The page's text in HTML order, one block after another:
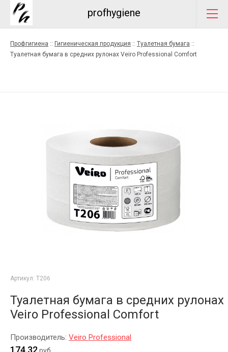
profhygiene
Профгигиена :: Гигиеническая продукция :: Туалетная бумага ::
Туалетная бумага в средних рулонах Veiro Professional Comfort
Артикул: T206
Туалетная бумага в средних рулонах
Veiro Professional Comfort
Производитель: Veiro Professional
174.32